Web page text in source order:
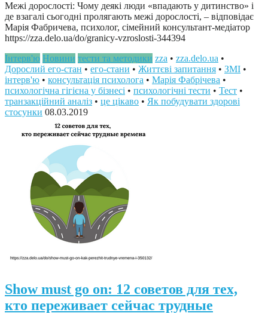
Межі дорослості: Чому деякі люди «впадають у дитинство» і
де взагалі сьогодні пролягають межі дорослості, – відповідає
Марія Фабричева, психолог, сімейний консультант-медіатор
https://zza.delo.ua/do/granicy-vzroslosti-344394
Інтерв'ю Новини тести та методики zza • zza.delo.ua •
Дорослий его-стан • его-стани • Життєві запитання • ЗМІ •
інтерв'ю • консультація психолога • Марія Фабрічева •
психологічна гігієна у бізнесі • психологічні тести • Тест •
транзакційний аналіз • це цікаво • Як побудувати здорові
стосунки 08.03.2019
Show must go on: 12 советов для тех,
кто переживает сейчас трудные